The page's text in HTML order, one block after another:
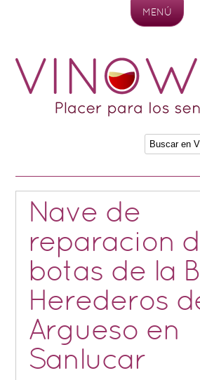
MENÚ
Nave de
reparacion
botas de la
Herederos
Argueso en
Sanlucar